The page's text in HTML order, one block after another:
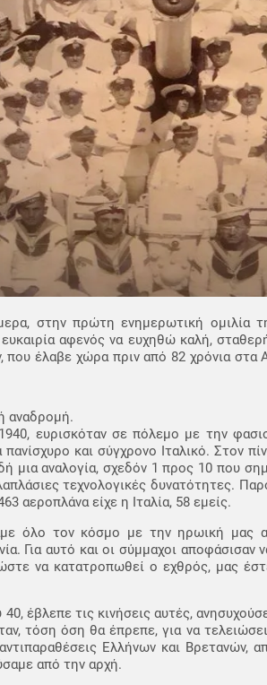
στην πρώτη ενημερωτική ομιλία
αφενός να ευχηθώ καλή,
που έλαβε χώρα πριν από 82 χρόνια στα
αναδρομή.
ευρισκόταν σε πόλεμο με την
και σύγχρονο Ιταλικό. Στον
μια αναλογία, σχεδόν 1 προς 10 που
τεχνολογικές δυνατότητες.
αεροπλάνα είχε η Ιταλία, 58 εμείς.
όλο τον κόσμο με την ηρωική μας
Για αυτό και οι σύμμαχοι αποφάσισαν
να κατατροπωθεί ο εχθρός, μας
έβλεπε τις κινήσεις αυτές,
τόση όση θα έπρεπε, για να
Ελλήνων και Βρετανών,
από την αρχή.